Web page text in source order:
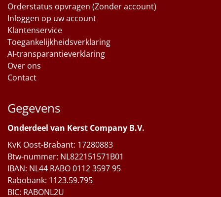
Orderstatus opvragen (Zonder account)
Inloggen op uw account
Klantenservice
Toegankelijkheidsverklaring
AI-transparantieverklaring
Over ons
Contact
Gegevens
Onderdeel van Kerst Company B.V.
KvK Oost-Brabant: 17280883
Btw-nummer: NL822151571B01
IBAN: NL44 RABO 0112 3597 95
Rabobank: 1123.59.795
BIC: RABONL2U